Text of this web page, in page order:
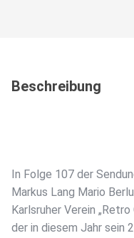
Beschreibung
In Folge 107 der
Markus Lang Mario
Karlsruher Verein „Retro
der in diesem Jahr sein